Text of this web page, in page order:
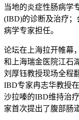
当地的炎症性肠病学
(IBD)的诊断及治疗
病学专家担任。
论坛在上海拉开帷幕
和上海瑞金医院江石
刘厚钰教授现场全程
IBD专家冉志华教授
沙拉嗪的IBD维持治
家首次提出了腹部肠